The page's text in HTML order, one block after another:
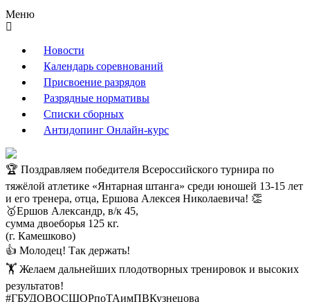
Меню
Новости
Календарь соревнований
Присвоение разрядов
Разрядные нормативы
Списки сборных
Антидопинг Онлайн-курс
🏆 Поздравляем победителя Всероссийского турнира по
тяжёлой атлетике «Янтарная штанга» среди юношей 13-15 лет
и его тренера, отца, Ершова Алексея Николаевича! 👏
🥇Ершов Александр, в/к 45,
сумма двоеборья 125 кг.
(г. Камешково)
👍 Молодец! Так держать!
🏋 ️Желаем дальнейших плодотворных тренировок и высоких
результатов!
#ГБУДОВОСШОРпоТАимПВКузнецова